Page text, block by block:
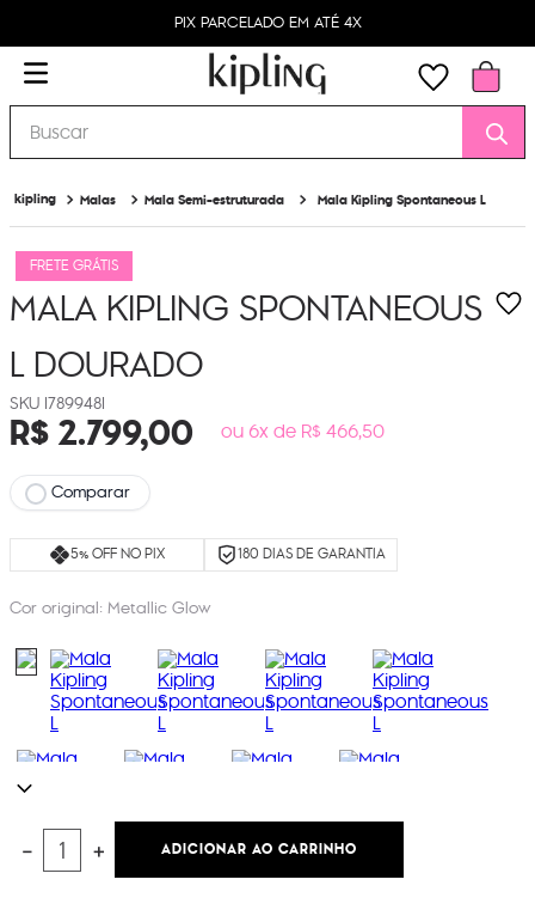
PIX PARCELADO EM ATÉ 4X
Buscar
Malas Mala Semi-estruturada Mala Kipling Spontaneous L
FRETE GRÁTIS
MALA KIPLING SPONTANEOUS
LDOURADO
I789948I
R$2.799,00 ou 6x de R$ 466,50
Comparar
5% OFF NO PIX 180 DIAS DE GARANTIA
Cor original: Metallic Glow
＋
－ ADICIONAR AO CARRINHO